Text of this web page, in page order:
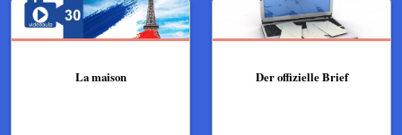
La maison Der offizielle Brief